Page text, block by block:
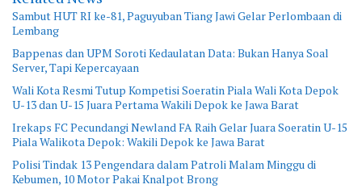
Sambut HUT RI ke-81, Paguyuban Tiang Jawi Gelar Perlombaan di
Lembang
Bappenas dan UPM Soroti Kedaulatan Data: Bukan Hanya Soal
Server, Tapi Kepercayaan
Wali Kota Resmi Tutup Kompetisi Soeratin Piala Wali Kota Depok
U-13 dan U-15 Juara Pertama Wakili Depok ke Jawa Barat
Irekaps FC Pecundangi Newland FA Raih Gelar Juara Soeratin U-15
Piala Walikota Depok: Wakili Depok ke Jawa Barat
Polisi Tindak 13 Pengendara dalam Patroli Malam Minggu di
Kebumen, 10 Motor Pakai Knalpot Brong